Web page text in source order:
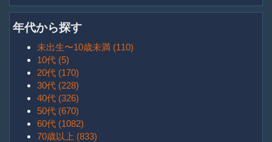
年代から探す
未出生〜10歳未満 (110)
10代 (5)
20代 (170)
30代 (228)
40代 (326)
50代 (670)
60代 (1082)
70歳以上 (833)